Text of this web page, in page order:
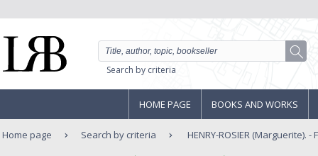
Search by criteria
HOME PAGE BOOKS AND WORKS
Home page Search by criteria HENRY-ROSIER (Marguerite).